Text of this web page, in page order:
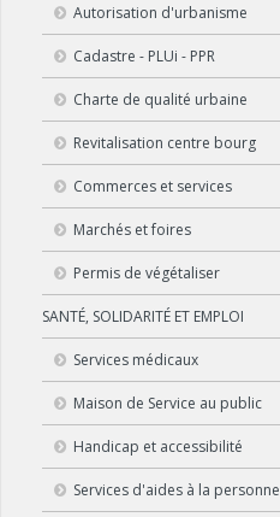
Autorisation d'urbanisme
Cadastre - PLUi - PPR
Charte de qualité urbaine
Revitalisation centre bourg
Commerces et services
Marchés et foires
Permis de végétaliser
SANTÉ, SOLIDARITÉ ET EMPLOI
Services médicaux
Maison de Service au public
Handicap et accessibilité
Services d'aides à la personne